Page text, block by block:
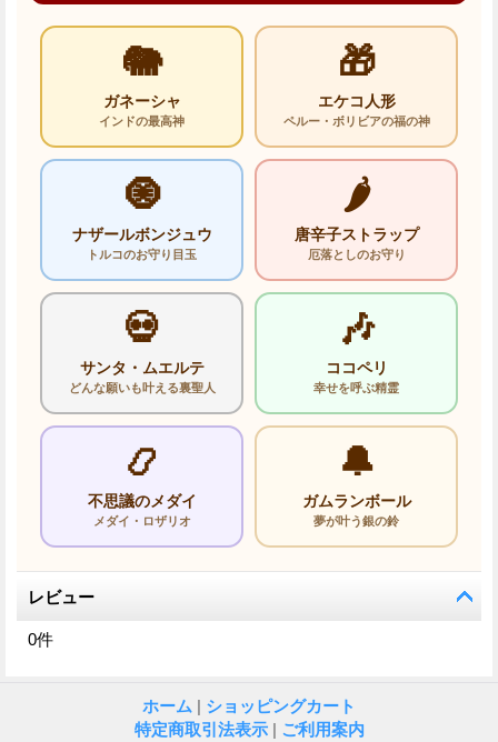
🐘
ガネーシャ
インドの最高神
🎁
エケコ人形
ペルー・ボリビアの福の神
🧿
ナザールボンジュウ
トルコのお守り目玉
🌶️
唐辛子ストラップ
厄落としのお守り
💀
サンタ・ムエルテ
どんな願いも叶える裏聖人
🎶
ココペリ
幸せを呼ぶ精霊
📿
不思議のメダイ
メダイ・ロザリオ
🔔
ガムランボール
夢が叶う銀の鈴
レビュー
0件
ホーム | ショッピングカート
特定商取引法表示 | ご利用案内